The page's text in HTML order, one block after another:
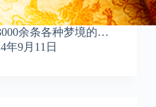
余条各种梦境的…
年9月11日